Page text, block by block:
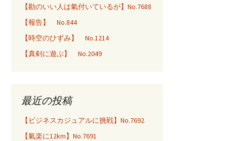
【勘のいい人は氣付いているが】No.7688
【報告】 No.844
【時空のひずみ】 No.1214
【真剣に遊ぶ】 No.2049
最近の投稿
【ビジネスカジュアルに挑戦】No.7692
【氣楽に12km】No.7691